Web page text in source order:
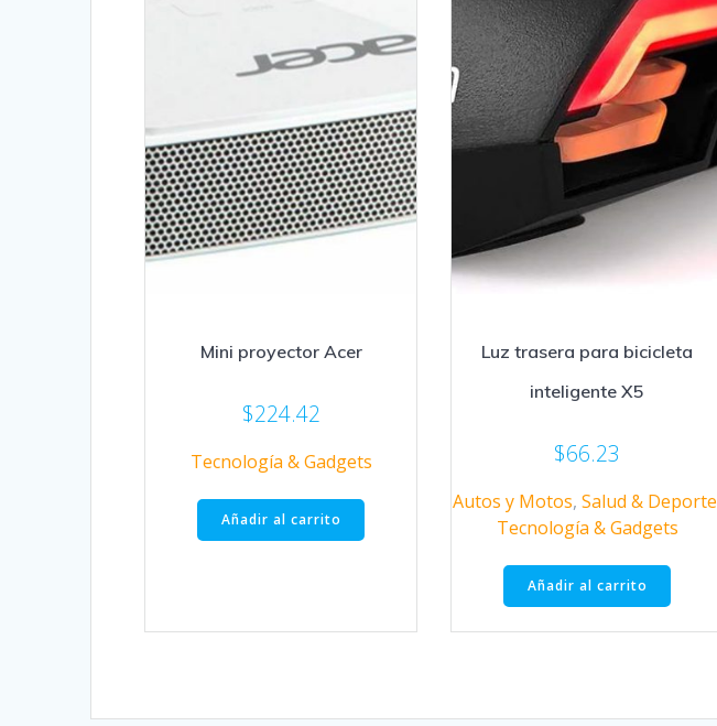
Mini proyector Acer
$224.42
Tecnología & Gadgets
Añadir al carrito
Luz trasera para bicicleta
inteligente X5
$66.23
Autos y Motos,Salud & Deporte
Tecnología & Gadgets
Añadir al carrito